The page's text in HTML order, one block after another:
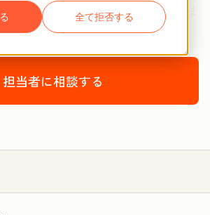
全て拒否する
をカスタマイズすることで、お客さま
かくサポートいたします。
担当者に相談する